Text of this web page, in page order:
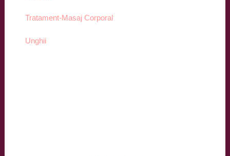
Tratament-Masaj Corporal
Unghii